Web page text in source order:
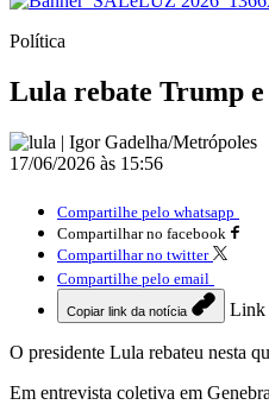
Política
Lula rebate Trump e
17/06/2026 às 15:56
Compartilhe pelo whatsapp
Compartilhar no facebook
Compartilhar no twitter
Compartilhe pelo email
Copiar link da notícia Link
O presidente Lula rebateu nesta
Em entrevista coletiva em